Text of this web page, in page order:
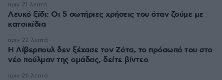
Λευκό ξίδι: Οι 5 σωτήριες χρήσεις του όταν ζούμε με
κατοικίδια
πριν 21 λεπτά
Η Λίβερπουλ δεν ξέχασε τον Ζότα, το πρόσωπό του στο
νέο πούλμαν της ομάδας, δείτε βίντεο
πριν 22 λεπτά
πριν 26 λεπτά